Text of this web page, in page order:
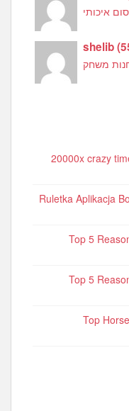
איכותי
shelib(
משחק
20000x crazy
Ruletka Aplikacja
Top 5
Top 5
Top